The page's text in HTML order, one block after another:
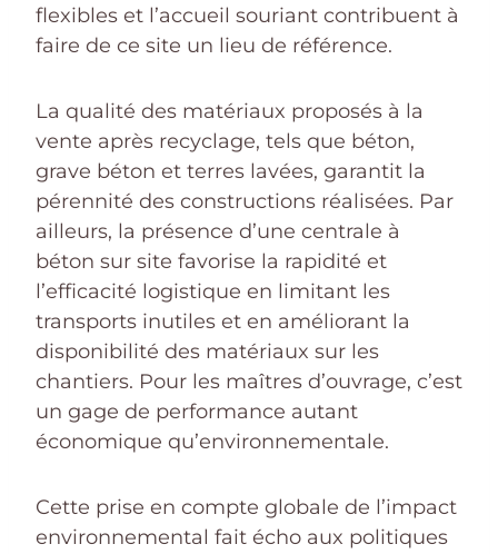
flexibles et l’accueil souriant contribuent à
faire de ce site un lieu de référence.
La qualité des matériaux proposés à la
vente après recyclage, tels que béton,
grave béton et terres lavées, garantit la
pérennité des constructions réalisées. Par
ailleurs, la présence d’une centrale à
béton sur site favorise la rapidité et
l’efficacité logistique en limitant les
transports inutiles et en améliorant la
disponibilité des matériaux sur les
chantiers. Pour les maîtres d’ouvrage, c’est
un gage de performance autant
économique qu’environnementale.
Cette prise en compte globale de l’impact
environnemental fait écho aux politiques